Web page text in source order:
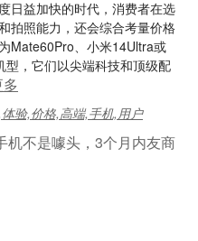
日益加快的时代，消费者在选
拍照能力，还会综合考量价格
Mate60Pro、小米14Ultra或
，它们以尖端科技和顶级配
验,价格,高端,手机,用户